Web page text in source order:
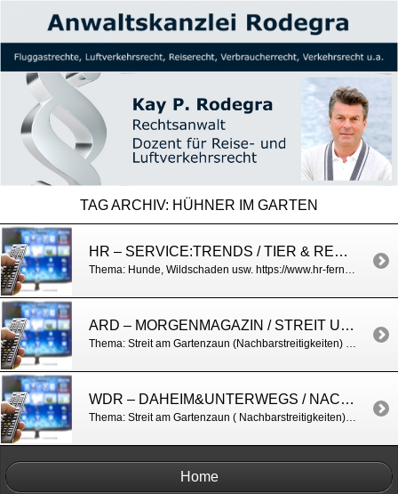
TAG ARCHIV: HÜHNER IM GARTEN
HR – SERVICE:TRENDS / TIER & RECHT
Thema: Hunde, Wildschaden usw. https://www.hr-fernsehen.de/sendungen-a-z/service-trends/sendungen/service-trends—ganze-sendung,video-73060.html
ARD – MORGENMAGAZIN / STREIT UNTER NACHBARN
Thema: Streit am Gartenzaun (Nachbarstreitigkeiten) http://www.daserste.de/information/politik-weltgeschehen/morgenmagazin/service/Service-Auf-gute-Nachbarschaft-100.html#sprungmarke2
WDR – DAHEIM&UNTERWEGS / NACHBARSTREITIGKEITEN
Thema: Streit am Gartenzaun ( Nachbarstreitigkeiten) http://www1.wdr.de/fernsehen/regional/daheim-und-unterwegs/sendungen/nachbarn-rechte-pflichten-100.html
Home